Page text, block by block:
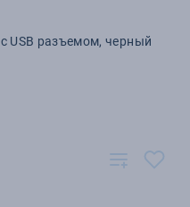
Бизнес рюкзак Таллер (Taller) с USB разъемом, черный